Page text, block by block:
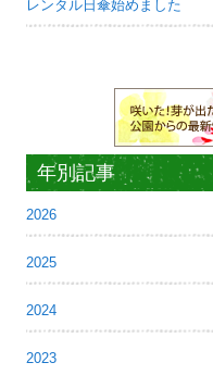
レンタル日傘始めました
年別記事
2026
2025
2024
2023